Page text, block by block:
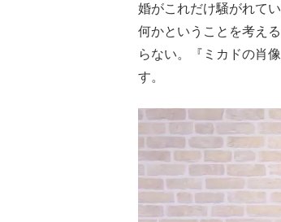
婚がこれだけ騒がれて
何かということを考え
らない。『ミカドの肖
す。